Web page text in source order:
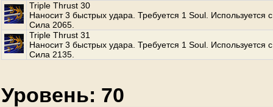
Triple Thrust 30
Наносит 3 быстрых удара. Требуется 1 Soul. Используется
Сила 2065.
Triple Thrust 31
Наносит 3 быстрых удара. Требуется 1 Soul. Используется
Сила 2135.
Уровень: 70